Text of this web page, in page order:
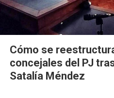
Cómo se
concejales del PJ
Satalía Méndez